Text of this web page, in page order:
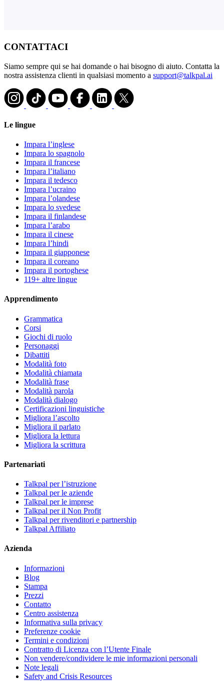
CONTATTACI
Siamo sempre qui se hai domande o hai bisogno di aiuto. Contatta la
nostra assistenza clienti in qualsiasi momento a support@talkpal.ai
Le lingue
Impara l’inglese
Impara lo spagnolo
Impara il francese
Impara l’italiano
Impara il tedesco
Impara l’ucraino
Impara l’olandese
Impara lo svedese
Impara il finlandese
Impara l’arabo
Impara il cinese
Impara l’hindi
Impara il giapponese
Impara il coreano
Impara il portoghese
119+ altre lingue
Apprendimento
Grammatica
Corsi
Giochi di ruolo
Personaggi
Dibattiti
Modalità foto
Modalità chiamata
Modalità frase
Modalità parola
Modalità dialogo
Certificazioni linguistiche
Migliora l’ascolto
Migliora il parlato
Migliora la lettura
Migliora la scrittura
Partenariati
Talkpal per l’istruzione
Talkpal per le aziende
Talkpal per le imprese
Talkpal per il Non Profit
Talkpal per rivenditori e partnership
Talkpal Affiliato
Azienda
Informazioni
Blog
Stampa
Prezzi
Contatto
Centro assistenza
Informativa sulla privacy
Preferenze cookie
Termini e condizioni
Contratto di Licenza con l’Utente Finale
Non vendere/condividere le mie informazioni personali
Note legali
Safety and Crisis Resources